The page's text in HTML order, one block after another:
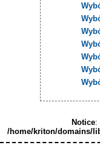
Notice:
/home/kriton/domains/